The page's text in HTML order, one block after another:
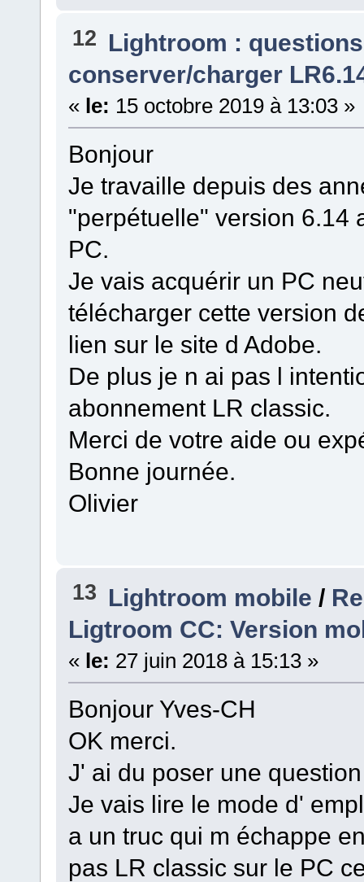
12 Lightroom :
conserver/charger
« le: 15 octobre 2019 à 13:03 »
Bonjour
Je travaille depuis des
"perpétuelle" version 6.14
PC.
Je vais acquérir un PC
télécharger cette version
lien sur le site d Adobe.
De plus je n ai pas l
abonnement LR classic.
Merci de votre aide ou
Bonne journée.
Olivier
13 Lightroom mobile /
Ligtroom CC: Version
« le: 27 juin 2018 à 15:13 »
Bonjour Yves-CH
OK merci.
J' ai du poser une
Je vais lire le mode d'
a un truc qui m échappe
pas LR classic sur le PC